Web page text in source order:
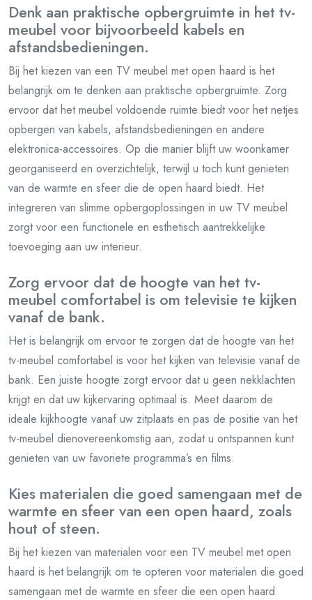
Denk aan praktische opbergruimte in het tv-
meubel voor bijvoorbeeld kabels en
afstandsbedieningen.
Bij het kiezen van een TV meubel met open haard is het
belangrijk om te denken aan praktische opbergruimte. Zorg
ervoor dat het meubel voldoende ruimte biedt voor het netjes
opbergen van kabels, afstandsbedieningen en andere
elektronica-accessoires. Op die manier blijft uw woonkamer
georganiseerd en overzichtelijk, terwijl u toch kunt genieten
van de warmte en sfeer die de open haard biedt. Het
integreren van slimme opbergoplossingen in uw TV meubel
zorgt voor een functionele en esthetisch aantrekkelijke
toevoeging aan uw interieur.
Zorg ervoor dat de hoogte van het tv-
meubel comfortabel is om televisie te kijken
vanaf de bank.
Het is belangrijk om ervoor te zorgen dat de hoogte van het
tv-meubel comfortabel is voor het kijken van televisie vanaf de
bank. Een juiste hoogte zorgt ervoor dat u geen nekklachten
krijgt en dat uw kijkervaring optimaal is. Meet daarom de
ideale kijkhoogte vanaf uw zitplaats en pas de positie van het
tv-meubel dienovereenkomstig aan, zodat u ontspannen kunt
genieten van uw favoriete programma’s en films.
Kies materialen die goed samengaan met de
warmte en sfeer van een open haard, zoals
hout of steen.
Bij het kiezen van materialen voor een TV meubel met open
haard is het belangrijk om te opteren voor materialen die goed
samengaan met de warmte en sfeer die een open haard